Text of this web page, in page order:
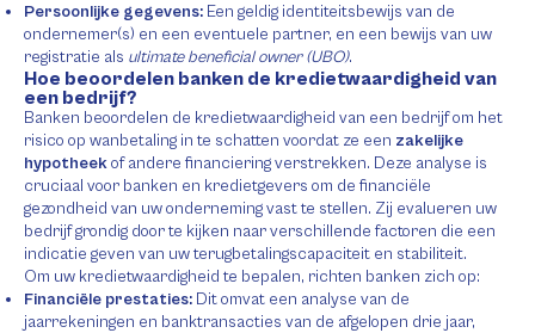
Persoonlijke gegevens: Een geldig identiteitsbewijs van de
ondernemer(s) en een eventuele partner, en een bewijs van uw
registratie als ultimate beneficial owner (UBO).
Hoe beoordelen banken de kredietwaardigheid van
een bedrijf?
Banken beoordelen de kredietwaardigheid van een bedrijf om het
risico op wanbetaling in te schatten voordat ze een zakelijke
hypotheekof andere financiering verstrekken. Deze analyse is
cruciaal voor banken en kredietgevers om de financiële
gezondheid van uw onderneming vast te stellen. Zij evalueren uw
bedrijf grondig door te kijken naar verschillende factoren die een
indicatie geven van uw terugbetalingscapaciteit en stabiliteit.
Om uw kredietwaardigheid te bepalen, richten banken zich op:
Financiële prestaties: Dit omvat een analyse van de
jaarrekeningen en banktransacties van de afgelopen drie jaar,